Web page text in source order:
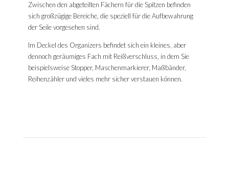
Zwischen den abgeteilten Fächern für die Spitzen befinden
sich großzügige Bereiche, die speziell für die Aufbewahrung
der Seile vorgesehen sind.
Im Deckel des Organizers befindet sich ein kleines, aber
dennoch geräumiges Fach mit Reißverschluss, in dem Sie
beispielsweise Stopper, Maschenmarkierer, Maßbänder,
Reihenzähler und vieles mehr sicher verstauen können.